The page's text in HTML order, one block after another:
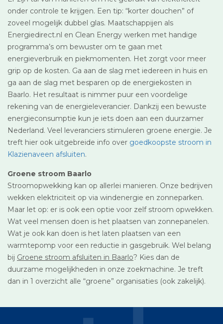
onder controle te krijgen. Een tip: “korter douchen” of
zoveel mogelijk dubbel glas. Maatschappijen als
Energiedirect.nl en Clean Energy werken met handige
programma’s om bewuster om te gaan met
energieverbruik en piekmomenten. Het zorgt voor meer
grip op de kosten. Ga aan de slag met iedereen in huis en
ga aan de slag met besparen op de energiekosten in
Baarlo. Het resultaat is nimmer puur een voordelige
rekening van de energieleverancier. Dankzij een bewuste
energieconsumptie kun je iets doen aan een duurzamer
Nederland. Veel leveranciers stimuleren groene energie. Je
treft hier ook uitgebreide info over goedkoopste stroom in
Klazienaveen afsluiten.
Groene stroom Baarlo
Stroomopwekking kan op allerlei manieren. Onze bedrijven
wekken elektriciteit op via windenergie en zonneparken.
Maar let op: er is ook een optie voor zelf stroom opwekken.
Wat veel mensen doen is het plaatsen van zonnepanelen.
Wat je ook kan doen is het laten plaatsen van een
warmtepomp voor een reductie in gasgebruik. Wel belang
bij Groene stroom afsluiten in Baarlo? Kies dan de
duurzame mogelijkheden in onze zoekmachine. Je treft
dan in 1 overzicht alle “groene” organisaties (ook zakelijk).